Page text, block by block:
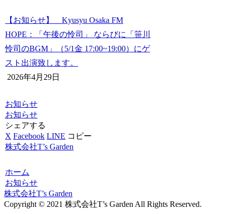
【お知らせ】 Kyusyu Osaka FM
HOPE：「午後の怜司」 ならびに「笹川
怜司のBGM」（5/1金 17:00~19:00）にゲ
スト出演致します。
2026年4月29日
お知らせ
お知らせ
シェアする
X Facebook LINE コピー
株式会社T’s Garden
ホーム
お知らせ
株式会社T’s Garden
Copyright © 2021 株式会社T’s Garden All Rights Reserved.